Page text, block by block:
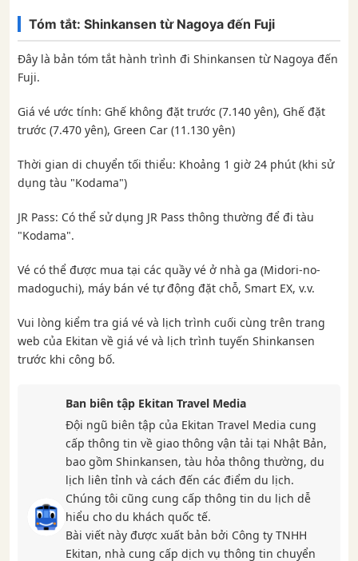
Tóm tắt: Shinkansen từ Nagoya đến Fuji
Đây là bản tóm tắt hành trình đi Shinkansen từ Nagoya đến
Fuji.
Giá vé ước tính: Ghế không đặt trước (7.140 yên), Ghế đặt
trước (7.470 yên), Green Car (11.130 yên)
Thời gian di chuyển tối thiểu: Khoảng 1 giờ 24 phút (khi sử
dụng tàu "Kodama")
JR Pass: Có thể sử dụng JR Pass thông thường để đi tàu
"Kodama".
Vé có thể được mua tại các quầy vé ở nhà ga (Midori-no-
madoguchi), máy bán vé tự động đặt chỗ, Smart EX, v.v.
Vui lòng kiểm tra giá vé và lịch trình cuối cùng trên trang
web của Ekitan về giá vé và lịch trình tuyến Shinkansen
trước khi công bố.
Ban biên tập Ekitan Travel Media
Đội ngũ biên tập của Ekitan Travel Media cung
cấp thông tin về giao thông vận tải tại Nhật Bản,
bao gồm Shinkansen, tàu hỏa thông thường, du
lịch liên tỉnh và cách đến các điểm du lịch.
Chúng tôi cũng cung cấp thông tin du lịch dễ
hiểu cho du khách quốc tế.
Bài viết này được xuất bản bởi Công ty TNHH
Ekitan, nhà cung cấp dịch vụ thông tin chuyển